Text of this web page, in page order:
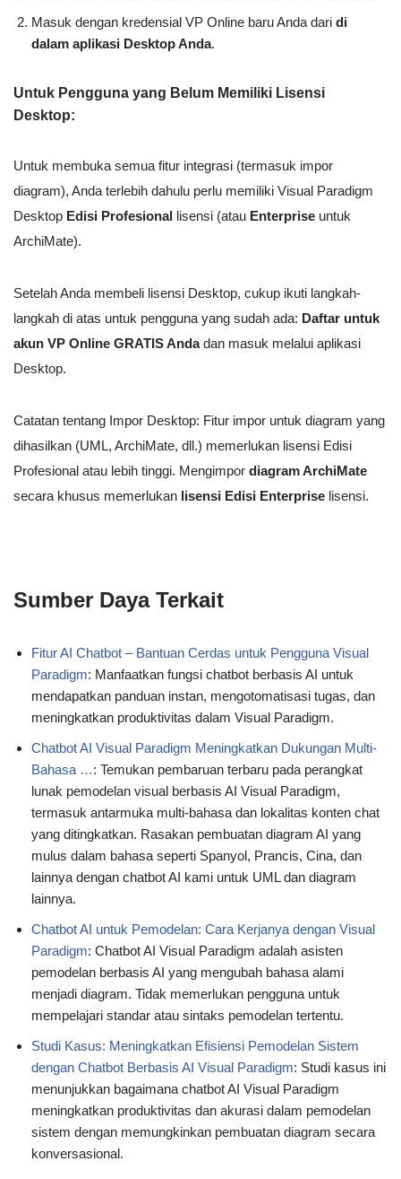
Masuk dengan kredensial VP Online baru Anda dari di
dalam aplikasi Desktop Anda.
Untuk Pengguna yang Belum Memiliki Lisensi
Desktop:
Untuk membuka semua fitur integrasi (termasuk impor
diagram), Anda terlebih dahulu perlu memiliki Visual Paradigm
Desktop Edisi Profesional lisensi (atau Enterprise untuk
ArchiMate).
Setelah Anda membeli lisensi Desktop, cukup ikuti langkah-
langkah di atas untuk pengguna yang sudah ada: Daftar untuk
akun VP Online GRATIS Andadan masuk melalui aplikasi
Desktop.
Catatan tentang Impor Desktop: Fitur impor untuk diagram yang
dihasilkan (UML, ArchiMate, dll.) memerlukan lisensi Edisi
Profesional atau lebih tinggi. Mengimpor diagram ArchiMate
secara khusus memerlukan lisensi Edisi Enterprise lisensi.
Sumber Daya Terkait
Fitur AI Chatbot – Bantuan Cerdas untuk Pengguna Visual
Paradigm: Manfaatkan fungsi chatbot berbasis AI untuk
mendapatkan panduan instan, mengotomatisasi tugas, dan
meningkatkan produktivitas dalam Visual Paradigm.
Chatbot AI Visual Paradigm Meningkatkan Dukungan Multi-
Bahasa …: Temukan pembaruan terbaru pada perangkat
lunak pemodelan visual berbasis AI Visual Paradigm,
termasuk antarmuka multi-bahasa dan lokalitas konten chat
yang ditingkatkan. Rasakan pembuatan diagram AI yang
mulus dalam bahasa seperti Spanyol, Prancis, Cina, dan
lainnya dengan chatbot AI kami untuk UML dan diagram
lainnya.
Chatbot AI untuk Pemodelan: Cara Kerjanya dengan Visual
Paradigm: Chatbot AI Visual Paradigm adalah asisten
pemodelan berbasis AI yang mengubah bahasa alami
menjadi diagram. Tidak memerlukan pengguna untuk
mempelajari standar atau sintaks pemodelan tertentu.
Studi Kasus: Meningkatkan Efisiensi Pemodelan Sistem
dengan Chatbot Berbasis AI Visual Paradigm: Studi kasus ini
menunjukkan bagaimana chatbot AI Visual Paradigm
meningkatkan produktivitas dan akurasi dalam pemodelan
sistem dengan memungkinkan pembuatan diagram secara
konversasional.